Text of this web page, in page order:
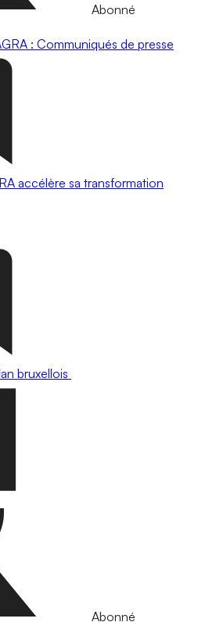
Abonné
: Communiqués de presse
accélère sa transformation
bruxellois
Abonné